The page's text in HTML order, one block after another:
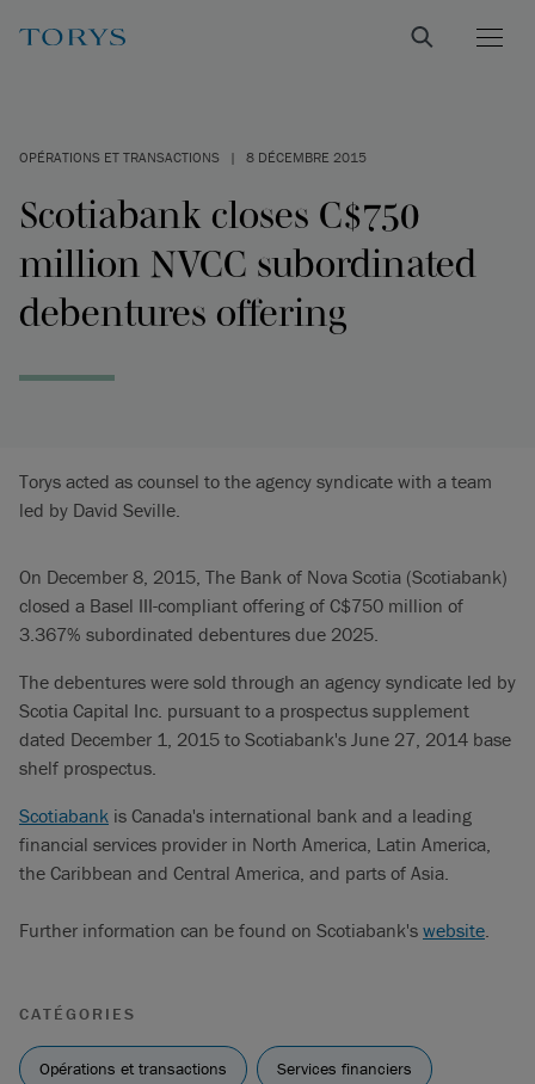
OPÉRATIONS ET TRANSACTIONS | 8 DÉCEMBRE 2015
Scotiabank closes C$750
million NVCC subordinated
debentures offering
Torys acted as counsel to the agency syndicate with a team
led by David Seville.
On December 8, 2015, The Bank of Nova Scotia (Scotiabank)
closed a Basel III-compliant offering of C$750 million of
3.367% subordinated debentures due 2025.
The debentures were sold through an agency syndicate led by
Scotia Capital Inc. pursuant to a prospectus supplement
dated December 1, 2015 to Scotiabank's June 27, 2014 base
shelf prospectus.
Scotiabank is Canada's international bank and a leading
financial services provider in North America, Latin America,
the Caribbean and Central America, and parts of Asia.
Further information can be found on Scotiabank's website.
CATÉGORIES
Opérations et transactions Services financiers